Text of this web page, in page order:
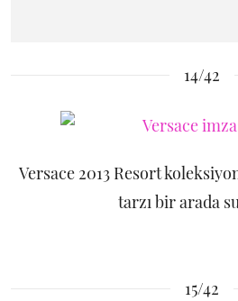
14/42
Versace 2013 Resort
tarzı bir arada
15/42